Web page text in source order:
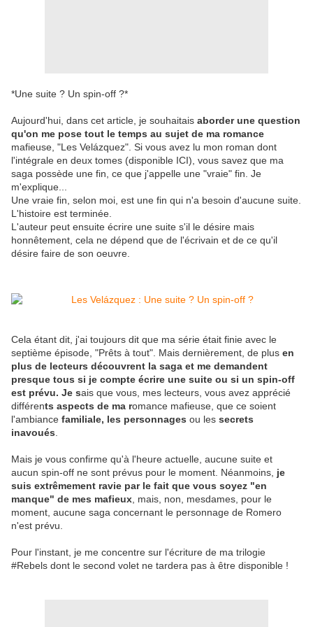
*Une suite ? Un spin-off ?*
Aujourd'hui, dans cet article, je souhaitais aborder une question
qu'on me pose tout le temps au sujet de ma romance
mafieuse, "Les Velázquez". Si vous avez lu mon roman dont
l'intégrale en deux tomes (disponible ICI), vous savez que ma
saga possède une fin, ce que j'appelle une "vraie" fin. Je
m'explique...
Une vraie fin, selon moi, est une fin qui n'a besoin d'aucune suite.
L'histoire est terminée.
L'auteur peut ensuite écrire une suite s'il le désire mais
honnêtement, cela ne dépend que de l'écrivain et de ce qu'il
désire faire de son oeuvre.
Cela étant dit, j'ai toujours dit que ma série était finie avec le
septième épisode, "Prêts à tout". Mais dernièrement, de plus en
plus de lecteurs découvrent la saga et me demandent
presque tous si je compte écrire une suite ou si un spin-off
est prévu. Je sais que vous, mes lecteurs, vous avez apprécié
différents aspects de ma romance mafieuse, que ce soient
l'ambiance familiale, les personnages ou les secrets
inavoués
Mais je vous confirme qu'à l'heure actuelle, aucune suite et
aucun spin-off ne sont prévus pour le moment. Néanmoins, je
suis extrêmement ravie par le fait que vous soyez "en
manque" de mes mafieux , mais, non, mesdames, pour le
moment, aucune saga concernant le personnage de Romero
n'est prévu.
Pour l'instant, je me concentre sur l'écriture de ma trilogie
#Rebels dont le second volet ne tardera pas à être disponible !